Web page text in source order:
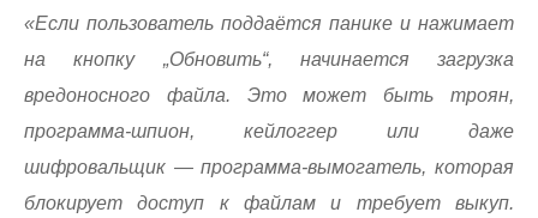
«Если пользователь поддаётся панике и нажимает
на кнопку „Обновить“, начинается загрузка
вредоносного файла. Это может быть троян,
программа-шпион, кейлоггер или даже
шифровальщик — программа-вымогатель, которая
блокирует доступ к файлам и требует выкуп.